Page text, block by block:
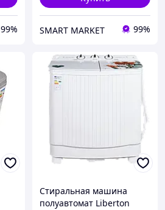
99% SMART MARKET 99%
Стиральная машина
полуавтомат Liberton